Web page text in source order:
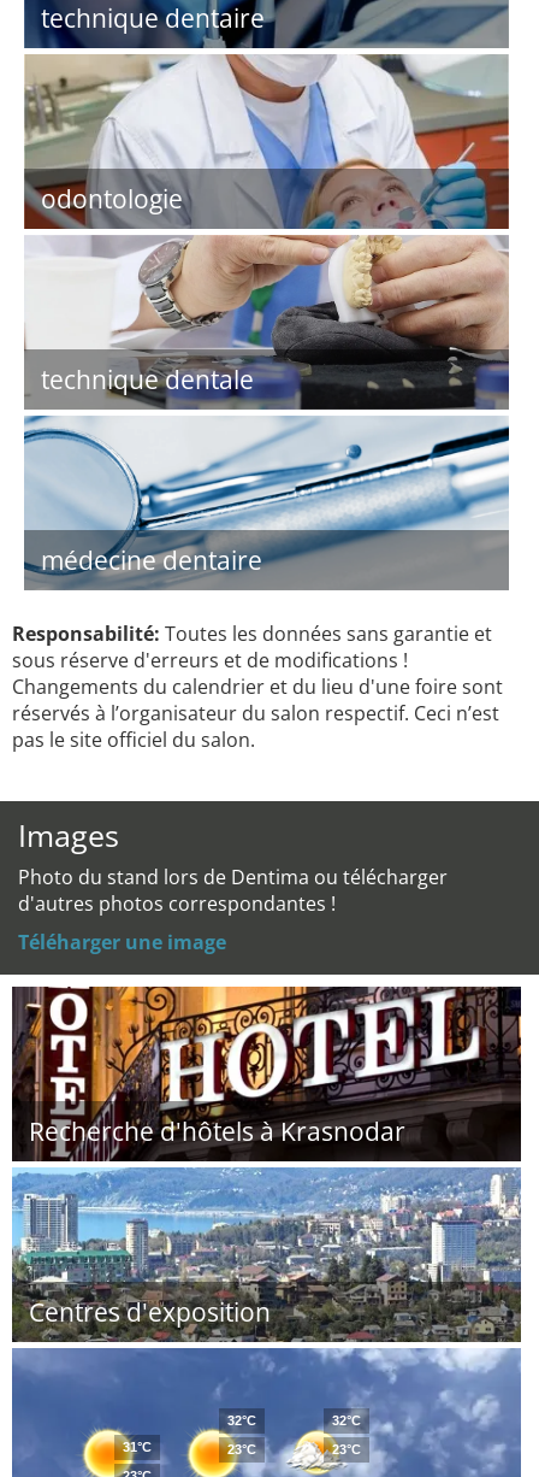
technique dentaire
odontologie
technique dentale
médecine dentaire
Responsabilité: Toutes les données sans garantie et
sous réserve d'erreurs et de modifications !
Changements du calendrier et du lieu d'une foire sont
réservés à l’organisateur du salon respectif. Ceci n’est
pas le site officiel du salon.
Images
Photo du stand lors de Dentima ou télécharger
d'autres photos correspondantes !
Téléharger une image
Recherche d'hôtels à Krasnodar
Centres d'exposition
31°C
32°C
23°C
32°C
23°C